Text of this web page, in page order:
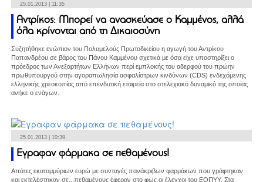
25.01.2013 | 11:35
Αντρίκος: Μπορεί να ανασκεύασε ο Καμμένος, αλλά
όλα κρίνονται από τη Δικαιοσύνη
Συζητήθηκε ενώπιον του Πολυμελούς Πρωτοδικείου η αγωγή του Αντρίκου
Παπανδρέου σε βάρος του Πάνου Καμμένου σχετικά με όσα είχε υποστηρίξει ο
πρόεδρος των Ανεξαρτήτων Ελλήνων περί εμπλοκής του αδερφού του πρώην
πρωθυπουργού στην αγοραπωλησία ασφαλίστρων κινδύνων (CDS) ενδεχόμενης
ελληνικής χρεοκοπίας από επενδυτική εταιρεία στο στελεχιακό δυναμικό της οποίας
ανήκε ο ενάγων.
25.01.2013 | 10:39
Εγραφαν φάρμακα σε πεθαμένους!
Απάτες εκατομμύριων ευρώ με συνταγές πανάκριβων φαρμάκων που γράφτηκαν
και εκτελέστηκαν σε...πεθαμένους έφεραν στο φως οι έλεγχοι του ΕΟΠΥΥ. Στα